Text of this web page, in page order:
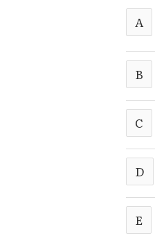
A
B
C
D
E